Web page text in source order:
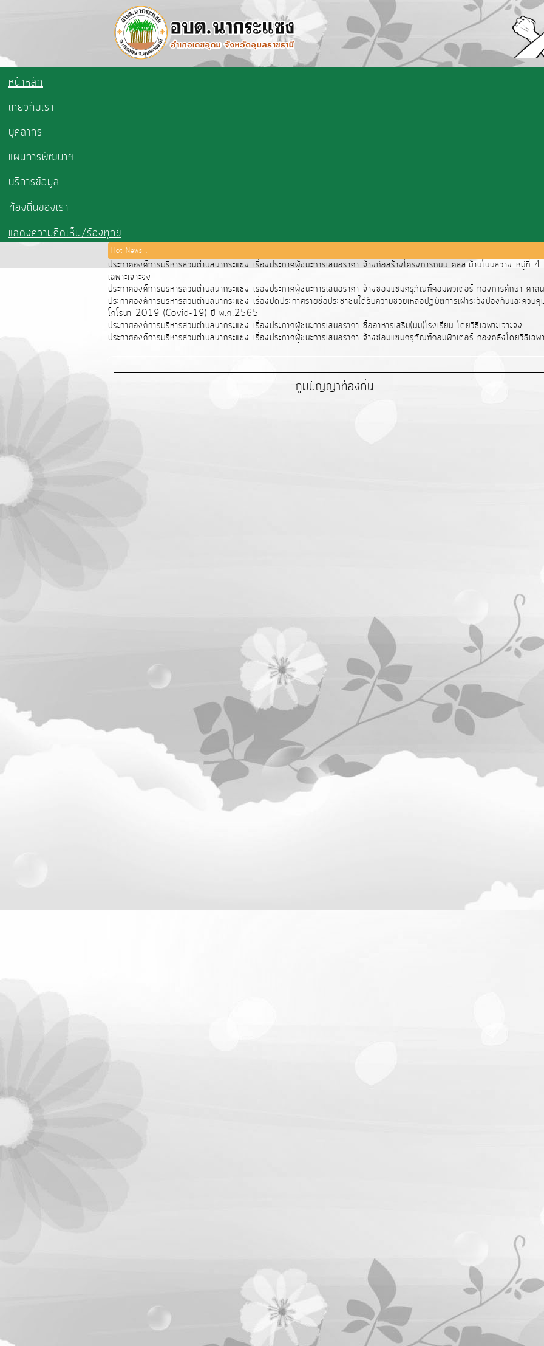
หน้าหลัก
เกี่ยวกับเรา
บุคลากร
แผนการพัฒนาฯ
บริการข้อมูล
ท้องถิ่นของเรา
แสดงความคิดเห็น/ร้องทุกข์
Hot News :
ประกาศองค์การบริหารส่วนตำบลนากระแซง เรื่องประกาศผู้ชนะการเสนอราคา จ้างก่อสร้างโครงการถนน คสล.บ้านโนนสวาง หมู่
เฉพาะเจาะจง
ประกาศองค์การบริหารส่วนตำบลนากระแซง เรื่องประกาศผู้ชนะการเสนอราคา จ้างซ่อมแซมครุภัณฑ์คอมพิวเตอร์ กองการศึกษา ศาส
ประกาศองค์การบริหารส่วนตำบลนากระแซง เรื่องปิดประกาศรายชื่อประชาชนได้รับความช่วยเหลือปฏิบัติการเฝ้าระวังป้องกันและคว
โคโรนา 2019 (Covid-19) ปี พ.ศ.2565
ประกาศองค์การบริหารส่วนตำบลนากระแซง เรื่องประกาศผู้ชนะการเสนอราคา ซื้ออาหารเสริม(นม)โรงเรียน โดยวิธีเฉพาะเจาะจง
ประกาศองค์การบริหารส่วนตำบลนากระแซง เรื่องประกาศผู้ชนะการเสนอราคา จ้างซ่อมแซมครุภัณฑ์คอมพิวเตอร์ กองคลังโดยวิธีเฉพา
ภูมิปัญญาท้องถิ่น